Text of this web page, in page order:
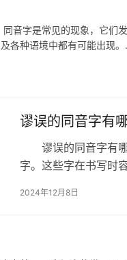
是常见的现象，它们发
各种语境中都有可能出现
谬误的同音字有
谬误的同音字有
字。这些字在书写时
2024年12月8日